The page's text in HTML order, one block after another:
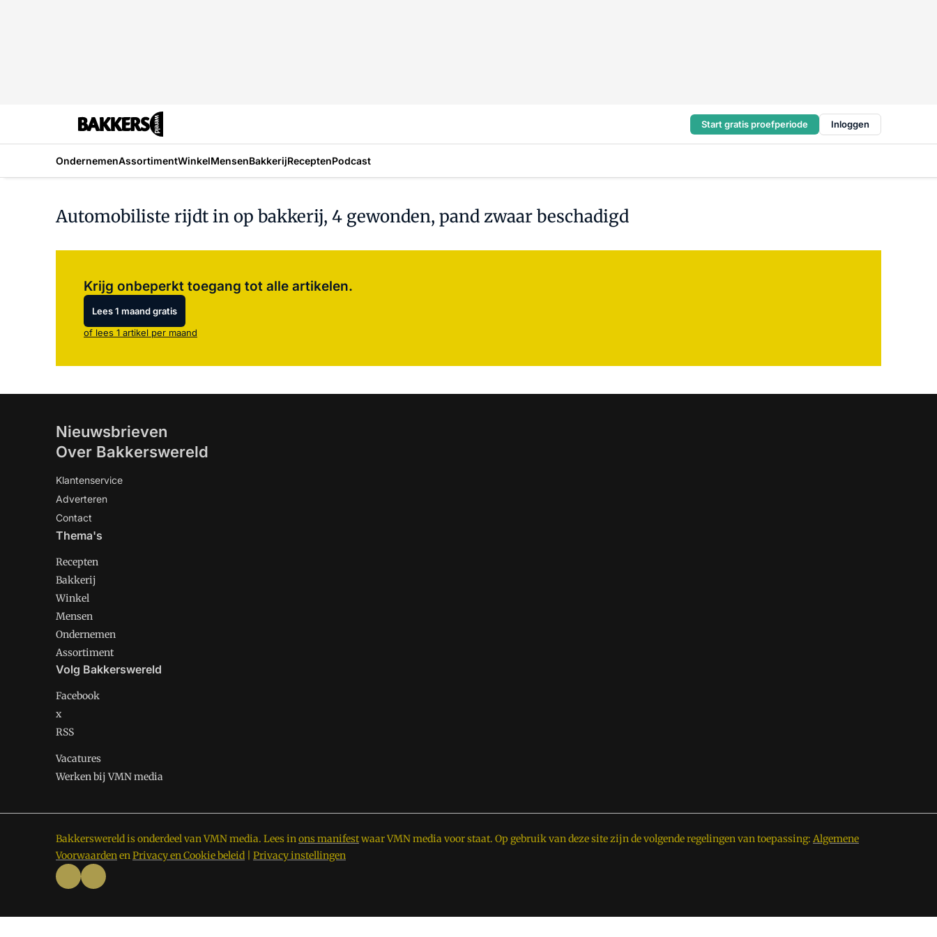
Start gratis proefperiode Inloggen
OndernemenAssortimentWinkelMensenBakkerijReceptenPodcast
Automobiliste rijdt in op bakkerij, 4 gewonden, pand zwaar beschadigd
Krijg onbeperkt toegang tot alle artikelen.
Lees 1 maand gratis
of lees 1 artikel per maand
Nieuwsbrieven
Over Bakkerswereld
Klantenservice
Adverteren
Contact
Thema's
Recepten
Bakkerij
Winkel
Mensen
Ondernemen
Assortiment
Volg Bakkerswereld
Facebook
x
RSS
Vacatures
Werken bij VMN media
Bakkerswereld is onderdeel van VMN media. Lees inons manifestwaar VMN media voor staat. Op gebruik van deze site zijn de volgende regelingen van toepassing: Algemene
VoorwaardenenPrivacy en Cookie beleid Privacy instellingen